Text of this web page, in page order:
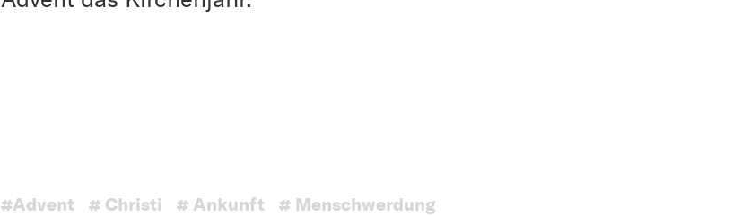
#Advent # Christi # Ankunft # Menschwerdung